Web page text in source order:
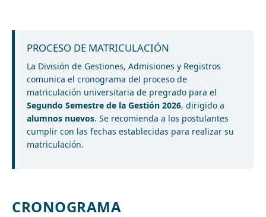
PROCESO DE MATRICULACIÓN
La División de Gestiones, Admisiones y Registros
comunica el cronograma del proceso de
matriculación universitaria de pregrado para el
Segundo Semestre de la Gestión 2026, dirigido a
alumnos nuevos. Se recomienda a los postulantes
cumplir con las fechas establecidas para realizar su
matriculación.
CRONOGRAMA